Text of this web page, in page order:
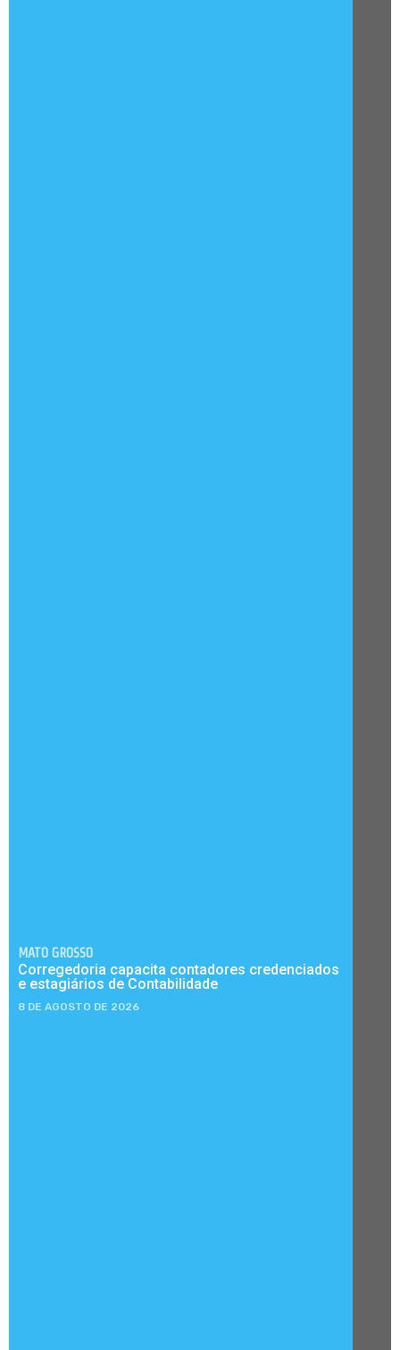
MATO GROSSO
Corregedoria capacita contadores credenciados
e estagiários de Contabilidade
8 DE AGOSTO DE 2026